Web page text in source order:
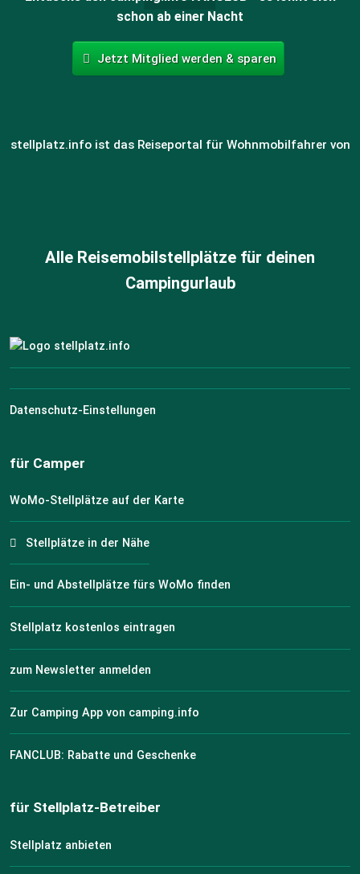
schon ab einer Nacht
Jetzt Mitglied werden & sparen
stellplatz.info ist das Reiseportal für Wohnmobilfahrer von
Alle Reisemobilstellplätze für deinen
Campingurlaub
Datenschutz-Einstellungen
für Camper
WoMo-Stellplätze auf der Karte
Stellplätze in der Nähe
Ein- und Abstellplätze fürs WoMo finden
Stellplatz kostenlos eintragen
zum Newsletter anmelden
Zur Camping App von camping.info
FANCLUB: Rabatte und Geschenke
für Stellplatz-Betreiber
Stellplatz anbieten